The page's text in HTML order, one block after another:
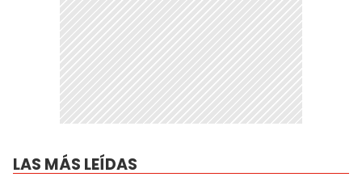
LAS MÁS LEÍDAS